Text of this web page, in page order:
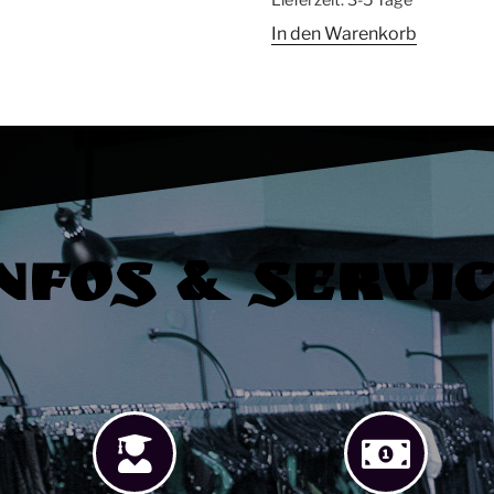
In den Warenkorb
&